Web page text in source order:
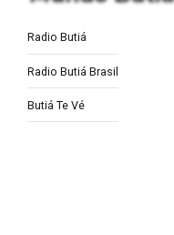
Radio Butiá
Radio Butiá Brasil
Butiá Te Vé